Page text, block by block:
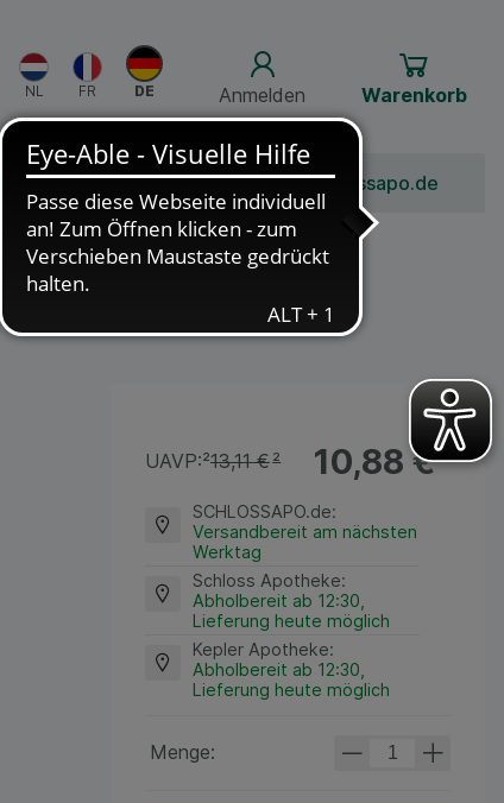
Anmelden Warenkorb
Bonusprogramm Jobs Über Schlossapo.de
10,88 €¹
UAVP:²13,11 €²
SCHLOSSAPO.de:
Versandbereit am nächsten
Werktag
Schloss Apotheke:
Abholbereit ab 12:30,
Lieferung heute möglich
Kepler Apotheke:
Abholbereit ab 12:30,
Lieferung heute möglich
Menge: